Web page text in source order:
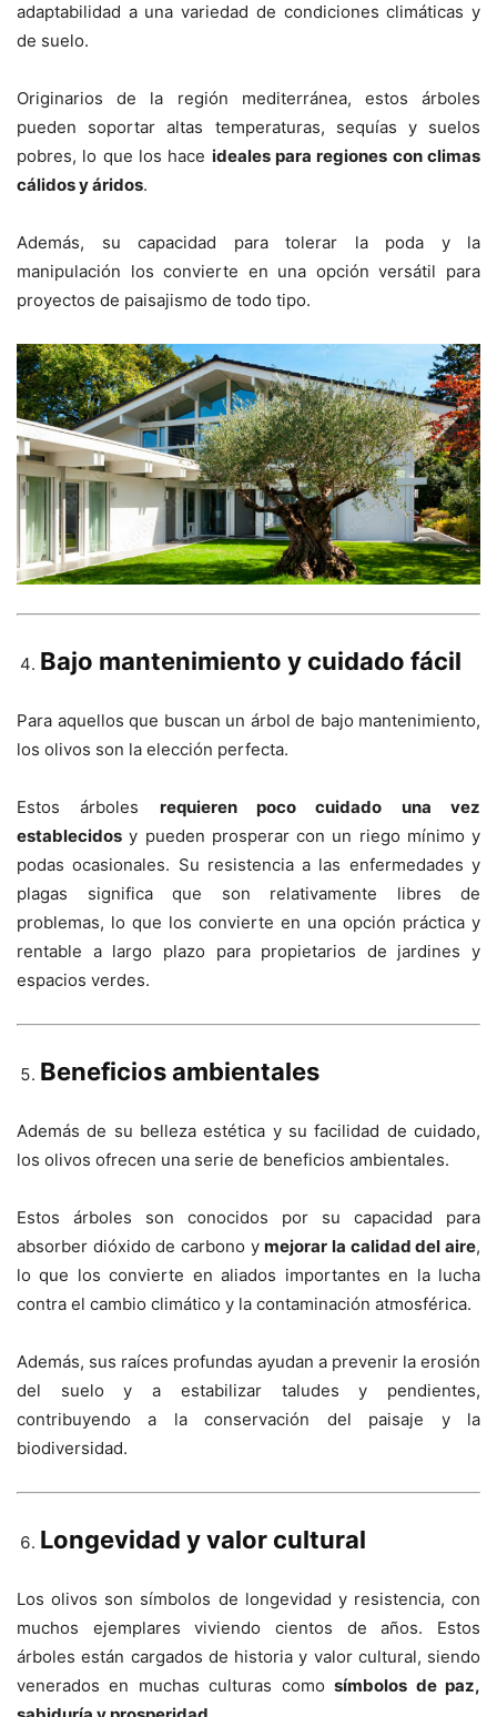
adaptabilidad a una variedad de condiciones climáticas y
de suelo.
Originarios de la región mediterránea, estos árboles
pueden soportar altas temperaturas, sequías y suelos
pobres, lo que los hace ideales para regiones con climas
cálidos y áridos.
Además, su capacidad para tolerar la poda y la
manipulación los convierte en una opción versátil para
proyectos de paisajismo de todo tipo.
Bajo mantenimiento y cuidado fácil
Para aquellos que buscan un árbol de bajo mantenimiento,
los olivos son la elección perfecta.
Estos árboles requieren poco cuidado una vez
establecidos y pueden prosperar con un riego mínimo y
podas ocasionales. Su resistencia a las enfermedades y
plagas significa que son relativamente libres de
problemas, lo que los convierte en una opción práctica y
rentable a largo plazo para propietarios de jardines y
espacios verdes.
Beneficios ambientales
Además de su belleza estética y su facilidad de cuidado,
los olivos ofrecen una serie de beneficios ambientales.
Estos árboles son conocidos por su capacidad para
absorber dióxido de carbono ymejorar la calidad del aire,
lo que los convierte en aliados importantes en la lucha
contra el cambio climático y la contaminación atmosférica.
Además, sus raíces profundas ayudan a prevenir la erosión
del suelo y a estabilizar taludes y pendientes,
contribuyendo a la conservación del paisaje y la
biodiversidad.
Longevidad y valor cultural
Los olivos son símbolos de longevidad y resistencia, con
muchos ejemplares viviendo cientos de años. Estos
árboles están cargados de historia y valor cultural, siendo
venerados en muchas culturas comosímbolos de paz,